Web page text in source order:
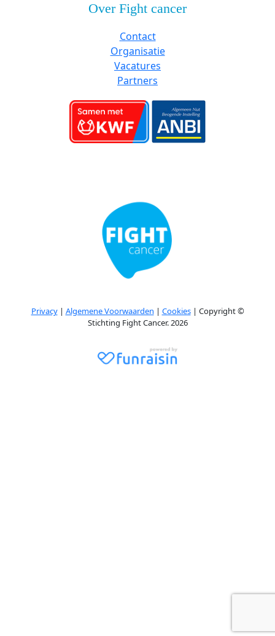
Over Fight cancer
Contact
Organisatie
Vacatures
Partners
Privacy| Algemene Voorwaarden | Cookies| Copyright ©
Stichting Fight Cancer. 2026